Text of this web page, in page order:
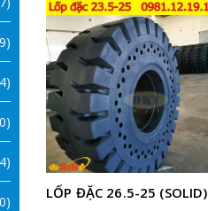
LỐP ĐẶC 26.5-25 (SOLID)